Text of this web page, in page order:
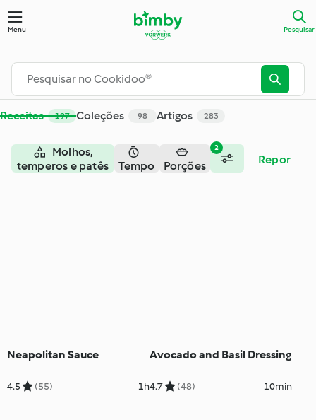
Menu Pesquisar
Receitas 197 Coleções 98 Artigos 283
2
Molhos,
temperos e patês
Tempo Porções Repor
Neapolitan Sauce
4.5 (55) 1h
Avocado and Basil Dressing
4.7 (48) 10min
Pesquisar - Cookidoo® – a plataforma oficial de receitas